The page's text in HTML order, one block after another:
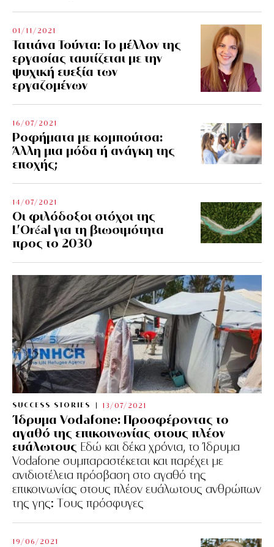
01/11/2021
Τατιάνα Τούντα: Το μέλλον της
εργασίας ταυτίζεται με την
ψυχική ευεξία των
εργαζομένων
16/07/2021
Ροφήματα με κομπούτσα:
Άλλη μια μόδα ή ανάγκη της
εποχής;
14/07/2021
Οι φιλόδοξοι στόχοι της
L’Oréal για τη βιωσιμότητα
προς το 2030
SUCCESS STORIES 13/07/2021
Ίδρυμα Vodafone: Προσφέροντας το
αγαθό της επικοινωνίας στους πλέον
ευάλωτους Εδώ και δέκα χρόνια, το Ίδρυμα
Vodafone συμπαραστέκεται και παρέχει με
ανιδιοτέλεια πρόσβαση στο αγαθό της
επικοινωνίας στους πλέον ευάλωτους ανθρώπων
της γης: Tους πρόσφυγες
19/06/2021